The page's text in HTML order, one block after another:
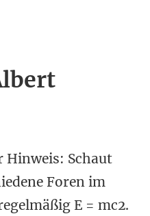
Hinweis: Schaut
Foren im
E = mc2.